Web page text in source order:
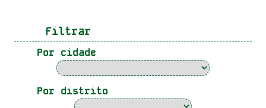
Filtrar
Por cidade
Por distrito